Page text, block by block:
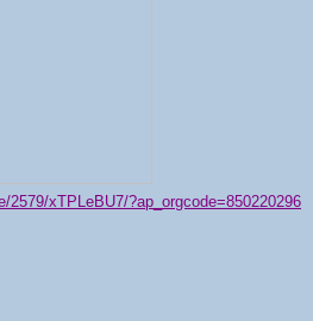
2579/xTPLeBU7/?ap_orgcode=850220296